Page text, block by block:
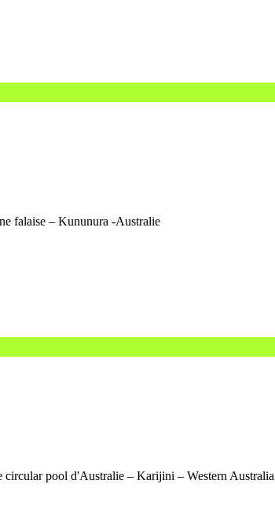
falaise – Kununura -Australie
circular pool d'Australie – Karijini – Western Australia